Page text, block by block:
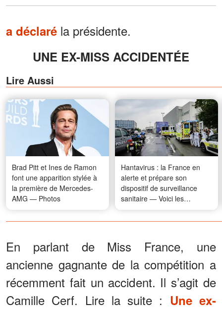
a déclaré la présidente.
UNE EX-MISS ACCIDENTÉE
Lire Aussi
Brad Pitt et Ines de Ramon
font une apparition stylée à
la première de Mercedes-
AMG — Photos
Hantavirus : la France en
alerte et prépare son
dispositif de surveillance
sanitaire — Voici les
mesures à suivre
En parlant de Miss France, une
ancienne gagnante de la compétition a
récemment fait un accident. Il s’agit de
Camille Cerf. Lire la suite : Une ex-